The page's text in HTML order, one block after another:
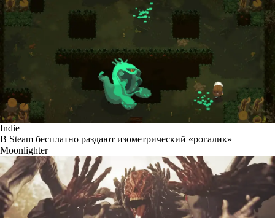
Indie
В Steam бесплатно раздают изометрический «рогалик»
Moonlighter